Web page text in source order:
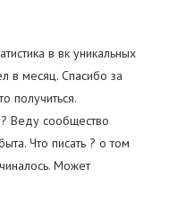
в вк уникальных
в месяц. Спасибо за
получиться.
Веду сообщество
Что писать ? о том
Может